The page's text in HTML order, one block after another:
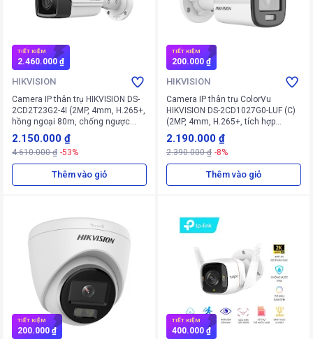
TIẾT KIỆM
2.460.000 ₫
HIKVISION
Camera IP thân trụ HIKVISION DS-
2CD2T23G2-4I (2MP, 4mm, H.265+,
hồng ngoại 80m, chống ngược
sáng, báo động giả)
2.150.000 ₫
4.610.000 ₫ -53%
Thêm vào giỏ
TIẾT KIỆM
200.000 ₫
HIKVISION
Camera IP thân trụ ColorVu
HIKVISION DS-2CD1027G0-LUF (C)
(2MP, 4mm, H.265+, tích hợp
micro, khe cắm thẻ nhớ)
2.190.000 ₫
2.390.000 ₫ -8%
Thêm vào giỏ
TIẾT KIỆM
200.000 ₫
TIẾT KIỆM
400.000 ₫